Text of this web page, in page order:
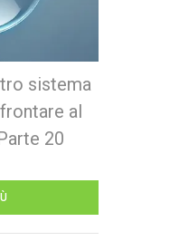
sistema
al
20